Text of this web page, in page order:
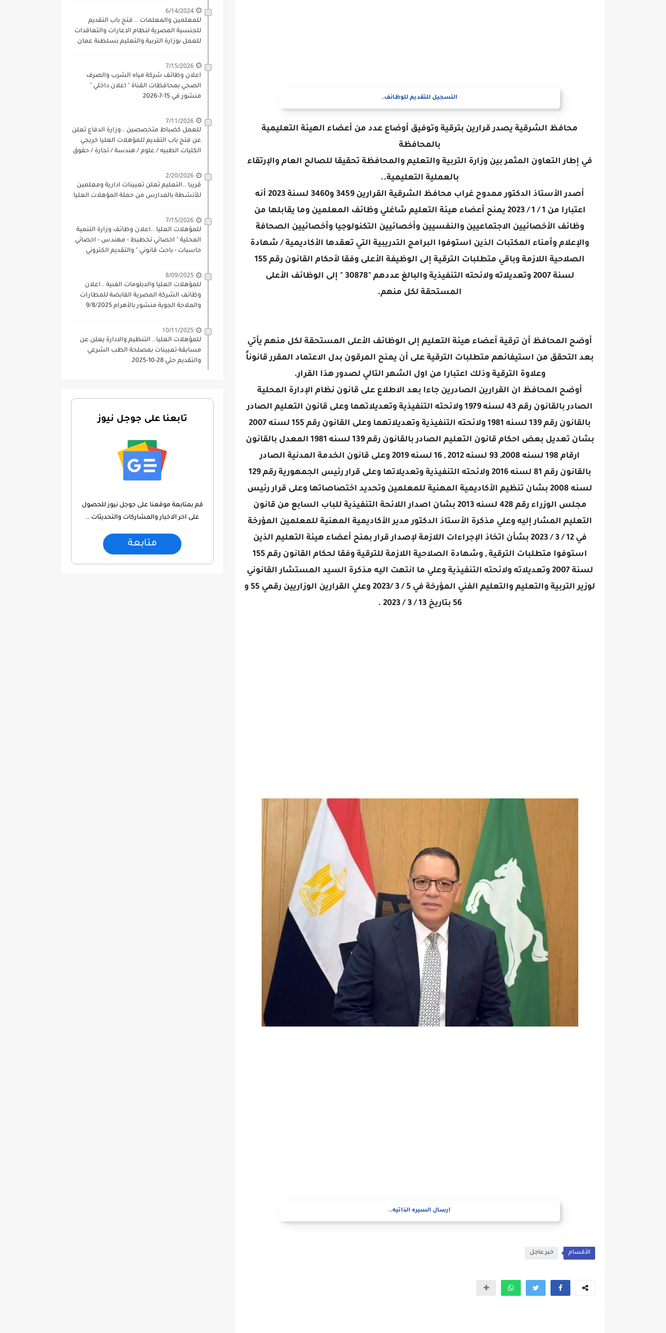
التسجيل للتقديم للوظائف.
محافظ الشرقية يصدر قرارين بترقية وتوفيق أوضاع عدد من أعضاء الهيئة التعليمية
بالمحافظة
في إطار التعاون المثمر بين وزارة التربية والتعليم والمحافظة تحقيقا للصالح العام والإرتقاء
بالعملية التعليمية..
أصدر الأستاذ الدكتور ممدوح غراب محافظ الشرقية القرارين 3459 و3460 لسنة 2023 أنه
اعتبارا من 1 / 1 / 2023 يمنح أعضاء هيئة التعليم شاغلي وظائف المعلمين وما يقابلها من
وظائف الأخصائيين الاجتماعيين والنفسيين وأخصائيين التكنولوجيا وأخصائيين الصحافة
والإعلام وأمناء المكتبات الذين استوفوا البرامج التدريبية التي تعقدها الأكاديمية / شهادة
الصلاحية اللازمة وباقي متطلبات الترقية إلى الوظيفة الأعلى وفقا لأحكام القانون رقم 155
لسنة 2007 وتعديلاته ولائحته التنفيذية والبالغ عددهم "30878 " إلى الوظائف الأعلى
المستحقة لكل منهم.
أوضح المحافظ أن ترقية أعضاء هيئة التعليم إلى الوظائف الأعلى المستحقة لكل منهم يأتي
بعد التحقق من استيفائهم متطلبات الترقية على أن يمنح المرقون بدل الاعتماد المقرر قانوناً
وعلاوة الترقية وذلك اعتبارا من اول الشهر التالي لصدور هذا القرار.
أوضح المحافظ ان القرارين الصادرين جاءا بعد الاطلاع على قانون نظام الإدارة المحلية
الصادر بالقانون رقم 43 لسنه 1979 ولائحته التنفيذية وتعديلاتهما وعلى قانون التعليم الصادر
بالقانون رقم 139 لسنه 1981 ولائحته التنفيذية وتعديلاتهما وعلى القانون رقم 155 لسنه 2007
بشان تعديل بعض احكام قانون التعليم الصادر بالقانون رقم 139 لسنه 1981 المعدل بالقانون
ارقام 198 لسنه 2008, 93 لسنه 2012 , 16 لسنه 2019 وعلى قانون الخدمة المدنية الصادر
بالقانون رقم 81 لسنه 2016 ولائحته التنفيذية وتعديلاتها وعلى قرار رئيس الجمهورية رقم 129
لسنه 2008 بشان تنظيم الأكاديمية المهنية للمعلمين وتحديد اختصاصاتها وعلى قرار رئيس
مجلس الوزراء رقم 428 لسنه 2013 بشان اصدار اللائحة التنفيذية للباب السابع من قانون
التعليم المشار إليه وعلي مذكرة الأستاذ الدكتور مدير الأكاديمية المهنية للمعلمين المؤرخة
في 12 / 3 / 2023 بشأن اتخاذ الإجراءات اللازمة لإصدار قرار بمنح أعضاء هيئة التعليم الذين
استوفوا متطلبات الترقية , وشهادة الصلاحية اللازمة للترقية وفقا لحكام القانون رقم 155
لسنة 2007 وتعديلاته ولائحته التنفيذية وعلي ما انتهت اليه مذكرة السيد المستشار القانوني
لوزير التربية والتعليم والتعليم الفني المؤرخة في 5 / 3 /2023 وعلي القرارين الوزاريين رقمي 55 و
56 بتاريخ 13 / 3 / 2023 .
ارسال السيره الذاتيه..
الأقسام خبر عاجل
6/14/2024
للمعلمين والمعلمات .. فتح باب التقديم
للجنسية المصرية لنظام الاعارات والتعاقدات
للعمل بوزارة التربية والتعليم بسلطنة عمان
7/15/2026
اعلان وظائف شركة مياه الشرب والصرف
الصحي بمحافظات القناة " اعلان داخلي "
منشور في 15-7-2026
7/11/2026
للعمل كضباط متخصصين ..وزارة الدفاع تعلن
عن فتح باب التقديم للمؤهلات العليا خريجي
الكليات الطبيه / علوم / هندسة / تجارة / حقوق
2/20/2026
قريبا ..التعليم تعلن تعيينات ادارية ومعلمين
للأنشطة بالمدارس من حملة المؤهلات العليا
7/15/2026
للمؤهلات العليا ..اعلان وظائف وزارة التنمية
المحلية " اخصائي تخطيط - مهندس - اخصائي
حاسبات - باحث قانوني " والتقديم الكتروني
8/09/2025
للمؤهلات العليا والدبلومات الفنية ..اعلان
وظائف الشركة المصرية القابضة للمطارات
والملاحة الجوية منشور بالأهرام 9/8/2025
10/11/2025
للمؤهلات العليا.. التنظيم والادارة يعلن عن
مسابقة تعيينات بمصلحة الطب الشرعي
والتقديم حتي 28-10-2025
تابعنا على جوجل نيوز
قم بمتابعة موقعنا على جوجل نيوز للحصول
على اخر الاخبار والمشاركات والتحديثات ..
متابعة